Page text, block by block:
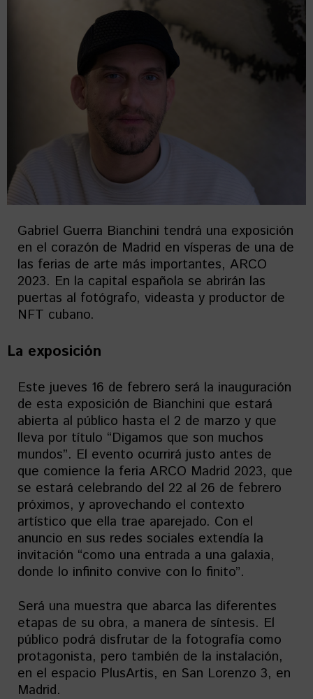
Gabriel Guerra Bianchini tendrá una exposición
en el corazón de Madrid en vísperas de una de
las ferias de arte más importantes, ARCO
2023. En la capital española se abrirán las
puertas al fotógrafo, videasta y productor de
NFT cubano.
La exposición
Este jueves 16 de febrero será la inauguración
de esta exposición de Bianchini que estará
abierta al público hasta el 2 de marzo y que
lleva por título “Digamos que son muchos
mundos”. El evento ocurrirá justo antes de
que comience la feria ARCO Madrid 2023, que
se estará celebrando del 22 al 26 de febrero
próximos, y aprovechando el contexto
artístico que ella trae aparejado. Con el
anuncio en sus redes sociales extendía la
invitación “como una entrada a una galaxia,
donde lo infinito convive con lo finito”.
Será una muestra que abarca las diferentes
etapas de su obra, a manera de síntesis. El
público podrá disfrutar de la fotografía como
protagonista, pero también de la instalación,
en el espacio PlusArtis, en San Lorenzo 3, en
Madrid.